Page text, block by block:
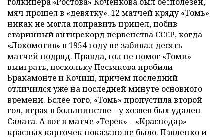
мяч прошел в «девятку». 12 матчей кряду «Томь»
никак не могла поправить прицел, побив
старинный антирекорд первенства СССР, когда
«Локомотив» в 1954 году не забивал десять
матчей подряд. Правда, гол не помог «Томи»
выиграть, поскольку Песьякова пробили
Бракамонте и Кочиш, причем последний
отличился уже на последней минуте основного
времени. Более того, «Томь» пропустила второй
гол, играя в большинстве – у хозяев был удален
Салата. А вот в матче «Терек» – «Краснодар»
красных карточек показано не было. Павленко и